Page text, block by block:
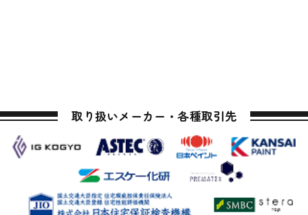
取り扱いメーカー・各種取引先